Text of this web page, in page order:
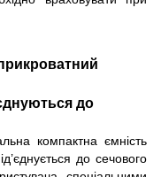
компактна ємність
до сечового